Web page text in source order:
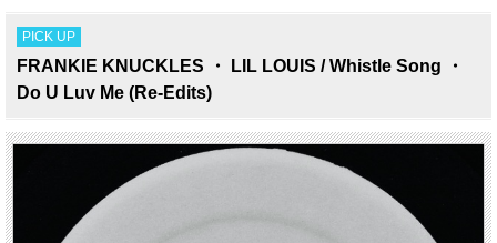
PICK UP
FRANKIE KNUCKLES ・ LIL LOUIS / Whistle Song ・
Do U Luv Me (Re-Edits)